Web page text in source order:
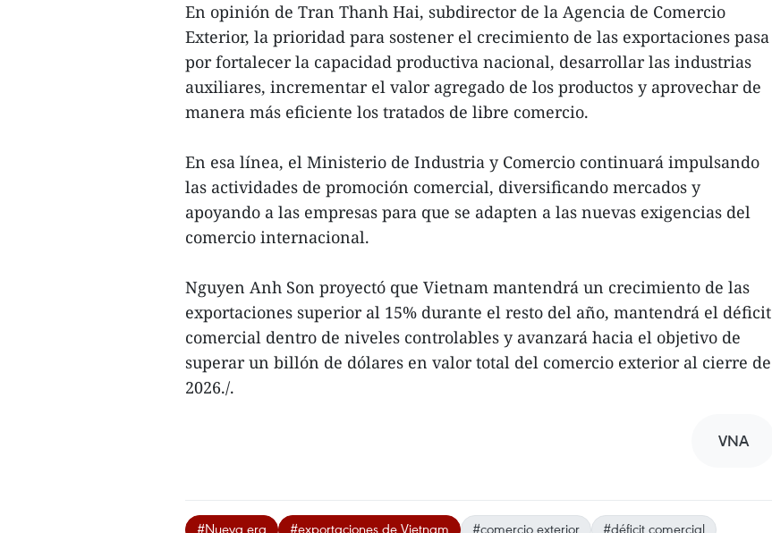
En opinión de Tran Thanh Hai, subdirector de la Agencia de Comercio
Exterior, la prioridad para sostener el crecimiento de las exportaciones pasa
por fortalecer la capacidad productiva nacional, desarrollar las industrias
auxiliares, incrementar el valor agregado de los productos y aprovechar de
manera más eficiente los tratados de libre comercio.
En esa línea, el Ministerio de Industria y Comercio continuará impulsando
las actividades de promoción comercial, diversificando mercados y
apoyando a las empresas para que se adapten a las nuevas exigencias del
comercio internacional.
Nguyen Anh Son proyectó que Vietnam mantendrá un crecimiento de las
exportaciones superior al 15% durante el resto del año, mantendrá el déficit
comercial dentro de niveles controlables y avanzará hacia el objetivo de
superar un billón de dólares en valor total del comercio exterior al cierre de
2026./.
VNA
#Nueva era #exportaciones de Vietnam #comercio exterior
#déficit comercial